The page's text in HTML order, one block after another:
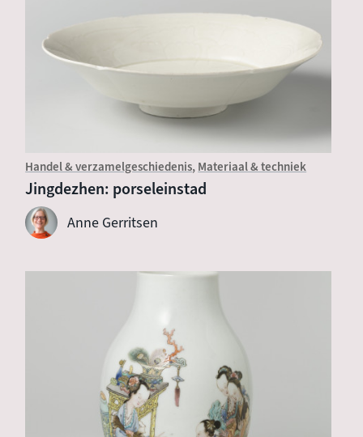
Handel & verzamelgeschiedenis Materiaal & techniek
Jingdezhen: porseleinstad
Anne Gerritsen